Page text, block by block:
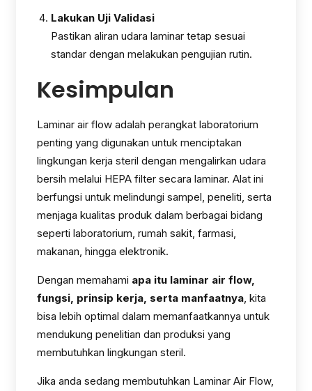
Lakukan Uji Validasi
Pastikan aliran udara laminar tetap sesuai
standar dengan melakukan pengujian rutin.
Kesimpulan
Laminar air flow adalah perangkat laboratorium
penting yang digunakan untuk menciptakan
lingkungan kerja steril dengan mengalirkan udara
bersih melalui HEPA filter secara laminar. Alat ini
berfungsi untuk melindungi sampel, peneliti, serta
menjaga kualitas produk dalam berbagai bidang
seperti laboratorium, rumah sakit, farmasi,
makanan, hingga elektronik.
Dengan memahami apa itu laminar air flow,
fungsi, prinsip kerja, serta manfaatnya , kita
bisa lebih optimal dalam memanfaatkannya untuk
mendukung penelitian dan produksi yang
membutuhkan lingkungan steril.
Jika anda sedang membutuhkan Laminar Air Flow,